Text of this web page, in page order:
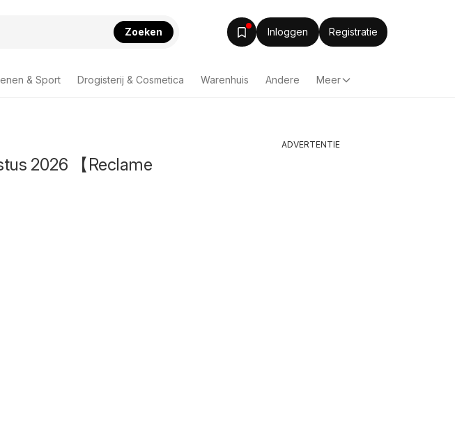
Zoeken Inloggen Registratie
& Sport Drogisterij & Cosmetica Warenhuis Andere Meer
2026 【Reclame
ADVERTENTIE